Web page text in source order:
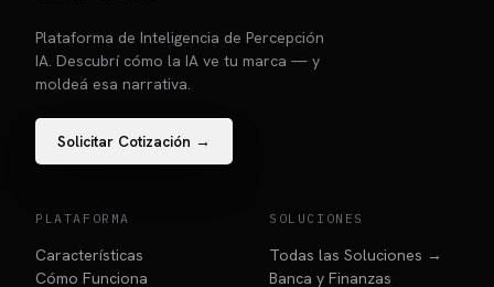
Plataforma de Inteligencia de Percepción
IA. Descubrí cómo la IA ve tu marca — y
moldeá esa narrativa.
Solicitar Cotización →
PLATAFORMA
Características
Cómo Funciona
SOLUCIONES
Todas las Soluciones →
Banca y Finanzas